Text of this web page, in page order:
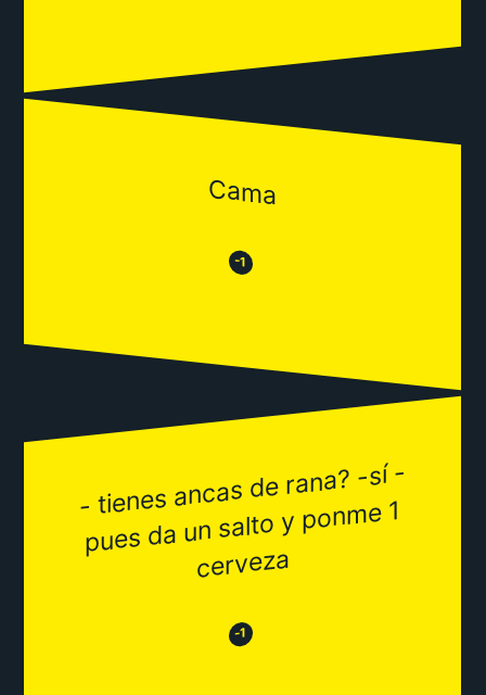
Cama
😒 -1 😂
- tienes ancas de rana? -sí -
pues da un salto y pon
me 1
cerveza
😒 -1 😂